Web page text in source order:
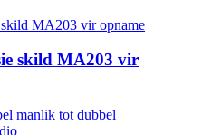
skild MA203 vir